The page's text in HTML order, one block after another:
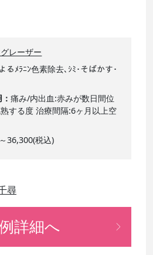
レーザー
るﾒﾗﾆﾝ色素除去､ｼﾐ･そばかす･
痛み/内出血:赤みが数日間位
する度 治療間隔:6ヶ月以上空
36,300(税込)
尋
詳細へ